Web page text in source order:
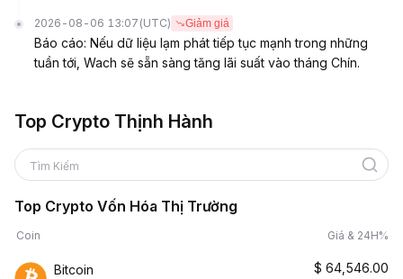
2026-08-06 13:07 (UTC) Giảm giá
Báo cáo: Nếu dữ liệu lạm phát tiếp tục mạnh trong những
tuần tới, Wach sẽ sẵn sàng tăng lãi suất vào tháng Chín.
Top Crypto Thịnh Hành
Tìm Kiếm
Top Crypto Vốn Hóa Thị Trường
Coin Giá & 24H%
Bitcoin $ 64,546.00